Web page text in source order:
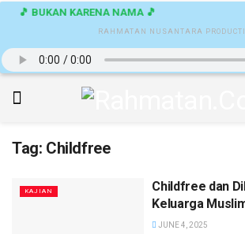
🎵 BUKAN KARENA NAMA 🎵
RAHMATAN NUSANTARA
Tag: Childfree
KAJIAN
Childfree dan
Keluarga
JUNE 4, 2025